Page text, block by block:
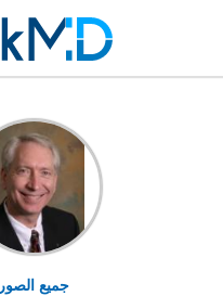
جميع الصور